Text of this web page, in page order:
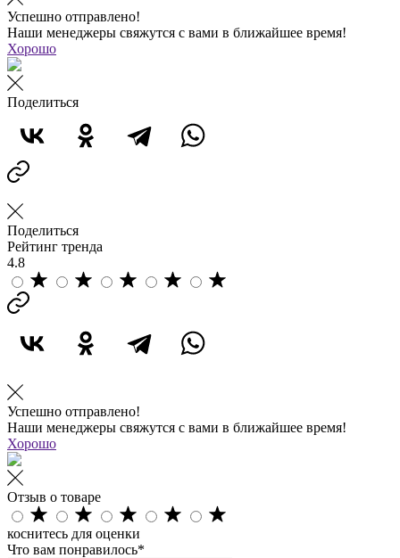
Успешно отправлено!
Наши менеджеры свяжутся с вами в ближайшее время!
Хорошо
Поделиться
Поделиться
Рейтинг тренда
4.8
Успешно отправлено!
Наши менеджеры свяжутся с вами в ближайшее время!
Хорошо
Отзыв о товаре
коснитесь для оценки
Что вам понравилось*